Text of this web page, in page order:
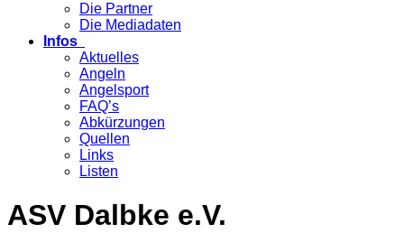
Die Partner
Die Mediadaten
Infos
Aktuelles
Angeln
Angelsport
FAQ’s
Abkürzungen
Quellen
Links
Listen
ASV Dalbke e.V.